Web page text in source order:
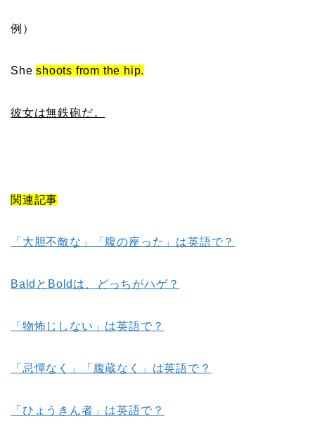
例）
Sheshoots from the hip.
彼女は無鉄砲だ。
関連記事
「大胆不敵な」「腹の座った」は英語で？
BaldとBoldは、どっちがハゲ？
「物怖じしない」は英語で？
「忌憚なく」「腹蔵なく」は英語で？
「ひょうきん者」は英語で？